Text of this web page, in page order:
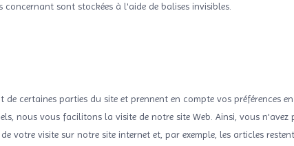
concernant sont stockées à l'aide de balises invisibles.
certaines parties du site et prennent en compte vos préférences
nous vous facilitons la visite de notre site Web. Ainsi, vous n'avez
votre visite sur notre site internet et, par exemple, les articles